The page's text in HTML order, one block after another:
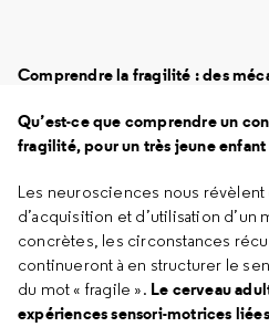
Comprendre la fragilité : des
Qu’est-ce que comprendre un
fragilité, pour un très jeune enfant
Les neurosciences nous
d’acquisition et d’utilisation d’un
concrètes, les circonstances
continueront à en structurer le
du mot « fragile ». Le cerveau
expériences sensori-motrices